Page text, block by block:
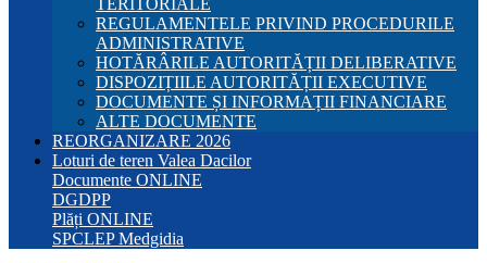
TERITORIALE
REGULAMENTELE PRIVIND PROCEDURILE
ADMINISTRATIVE
HOTĂRÂRILE AUTORITĂȚII DELIBERATIVE
DISPOZIȚIILE AUTORITĂȚII EXECUTIVE
DOCUMENTE ȘI INFORMAȚII FINANCIARE
ALTE DOCUMENTE
REORGANIZARE 2026
Loturi de teren Valea Dacilor
Documente ONLINE
DGDPP
Plăți ONLINE
SPCLEP Medgidia